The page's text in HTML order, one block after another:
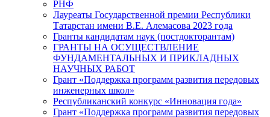
РНФ
Лауреаты Государственной премии Республики
Татарстан имени В.Е. Алемасова 2023 года
Гранты кандидатам наук (постдокторантам)
ГРАНТЫ НА ОСУЩЕСТВЛЕНИЕ
ФУНДАМЕНТАЛЬНЫХ И ПРИКЛАДНЫХ
НАУЧНЫХ РАБОТ
Грант «Поддержка программ развития передовых
инженерных школ»
Республиканский конкурс «Инновация года»
Грант «Поддержка программ развития передовых